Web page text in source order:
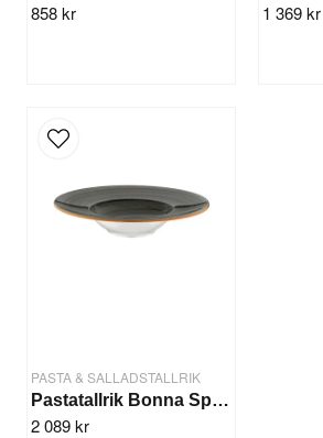
858 kr 1 369 kr
PASTA & SALLADSTALLRIK
Pastatallrik Bonna Space 28cm/6st
2 089 kr